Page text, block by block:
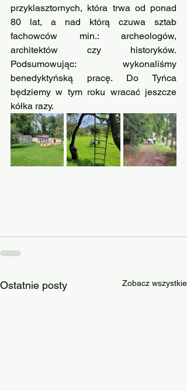
przyklasztornych, która trwa od ponad
80 lat, a nad którą czuwa sztab
fachowców min.: archeologów,
architektów czy historyków.
Podsumowując: wykonaliśmy
benedyktyńską pracę. Do Tyńca
będziemy w tym roku wracać jeszcze
kółka razy.
Ostatnie posty Zobacz wszystkie